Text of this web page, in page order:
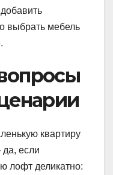
выбрать мебель
квартиру
да, если
лофт деликатно: